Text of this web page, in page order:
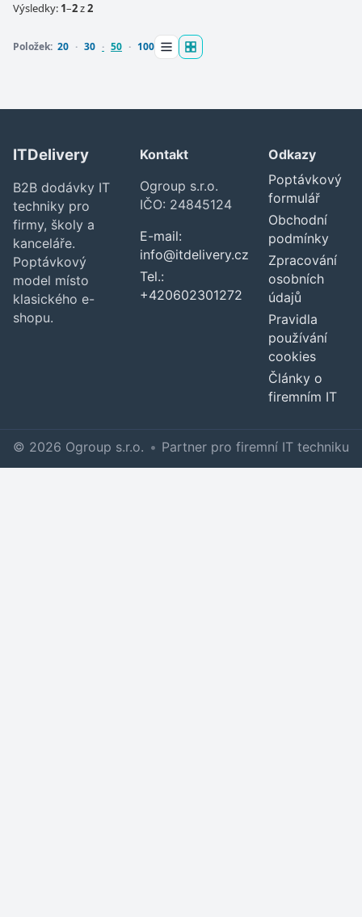
Výsledky: 1–2z2
Položek: 20 30 50 100
ITDelivery
B2B dodávky IT
techniky pro
firmy, školy a
kanceláře.
Poptávkový
model místo
klasického e-
shopu.
Kontakt
Ogroup s.r.o.
IČO: 24845124
E-mail:
info@itdelivery.cz
Tel.:
+420602301272
Odkazy
Poptávkový
formulář
Obchodní
podmínky
Zpracování
osobních
údajů
Pravidla
používání
cookies
Články o
firemním IT
© 2026 Ogroup s.r.o. • Partner pro firemní IT techniku